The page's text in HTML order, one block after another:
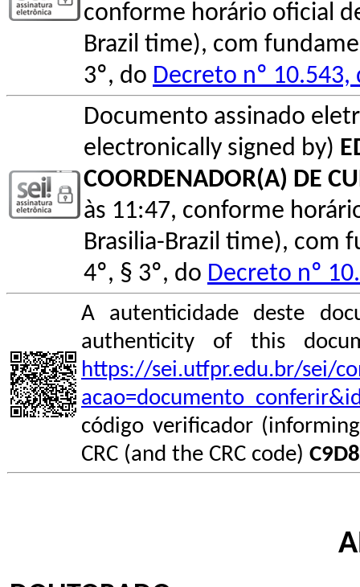
conforme horário oficial
Brazil time), com
3º, do Decreto nº
Documento assinado
electronically signed by)
COORDENADOR(A) DE
às 11:47, conforme
Brasilia-Brazil time), com
4º, § 3º, do Decreto nº
A autenticidade deste
authenticity of this
https://sei.utfpr.edu.br/sei/
código verificador
CRC (and the CRC code)